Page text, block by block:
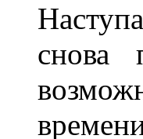
снова